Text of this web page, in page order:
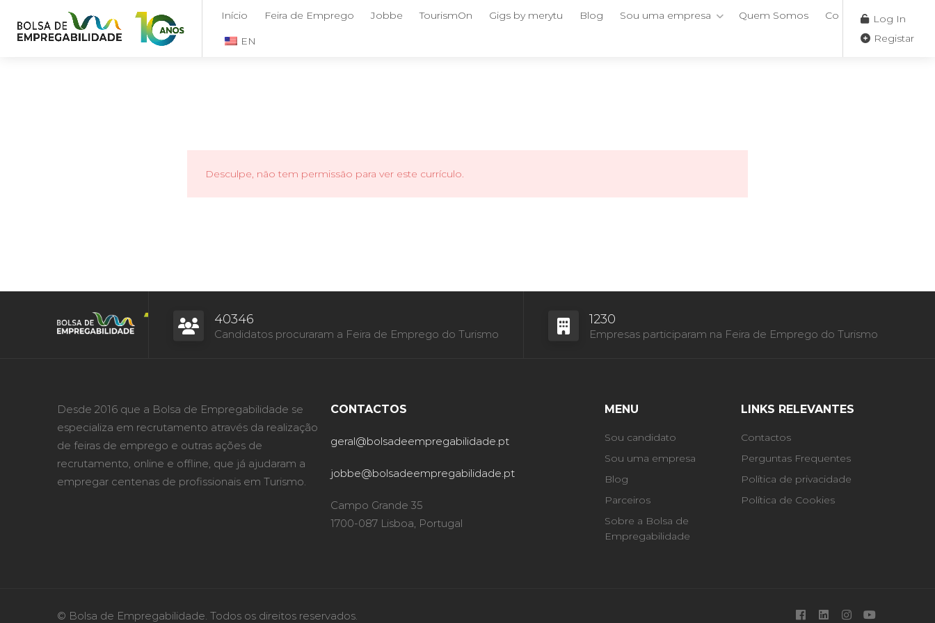
Início Feira de Emprego Jobbe TourismOn Gigs by merytu Blog Sou uma empresa Quem Somos Contactos
EN
Log In
Registar
Desculpe, não tem permissão para ver este currículo.
40346
Candidatos procuraram a Feira de Emprego do Turismo
1230
Empresas participaram na Feira de Emprego do Turismo
Desde 2016 que a Bolsa de Empregabilidade se
especializa em recrutamento através da realização
de feiras de emprego e outras ações de
recrutamento, online e offline, que já ajudaram a
empregar centenas de profissionais em Turismo.
CONTACTOS
geral@bolsadeempregabilidade.pt
jobbe@bolsadeempregabilidade.pt
Campo Grande 35
1700-087 Lisboa, Portugal
MENU
Sou candidato
Sou uma empresa
Blog
Parceiros
Sobre a Bolsa de
Empregabilidade
LINKS RELEVANTES
Contactos
Perguntas Frequentes
Política de privacidade
Política de Cookies
© Bolsa de Empregabilidade. Todos os direitos reservados.